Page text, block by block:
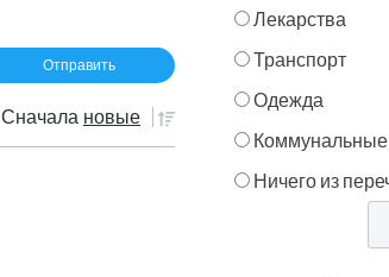
Сначала новые
Лекарства
Транспорт
Одежда
Коммунальные
Ничего из